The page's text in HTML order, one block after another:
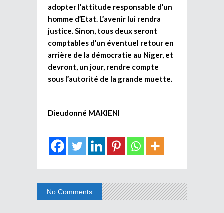
adopter l’attitude responsable d’un
homme d’Etat. L’avenir lui rendra
justice. Sinon, tous deux seront
comptables d’un éventuel retour en
arrière de la démocratie au Niger, et
devront, un jour, rendre compte
sous l’autorité de la grande muette.
Dieudonné MAKIENI
No Comments